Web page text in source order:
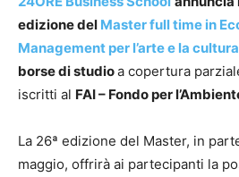
edizione del Master full time in
Management per l’arte e la cultura
borse di studioa copertura
iscritti al FAI – Fondo per
La 26ª edizione del Master, in
maggio, offrirà ai partecipanti la